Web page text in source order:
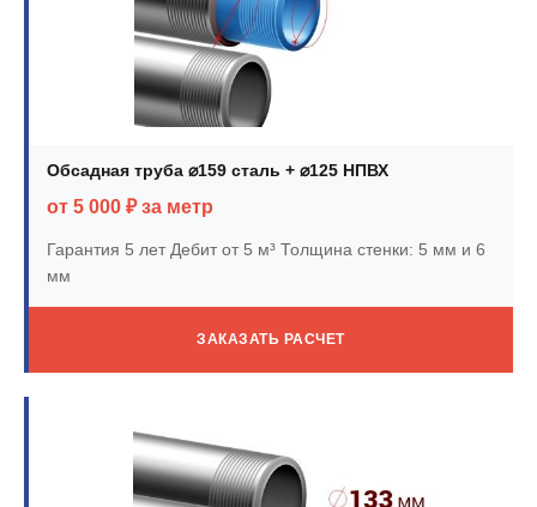
Обсадная труба ⌀159 сталь + ⌀125 НПВХ
от 5 000 ₽ за метр
Гарантия 5 летДебит от 5 м³ Толщина стенки: 5 мм и 6
мм
ЗАКАЗАТЬ РАСЧЕТ